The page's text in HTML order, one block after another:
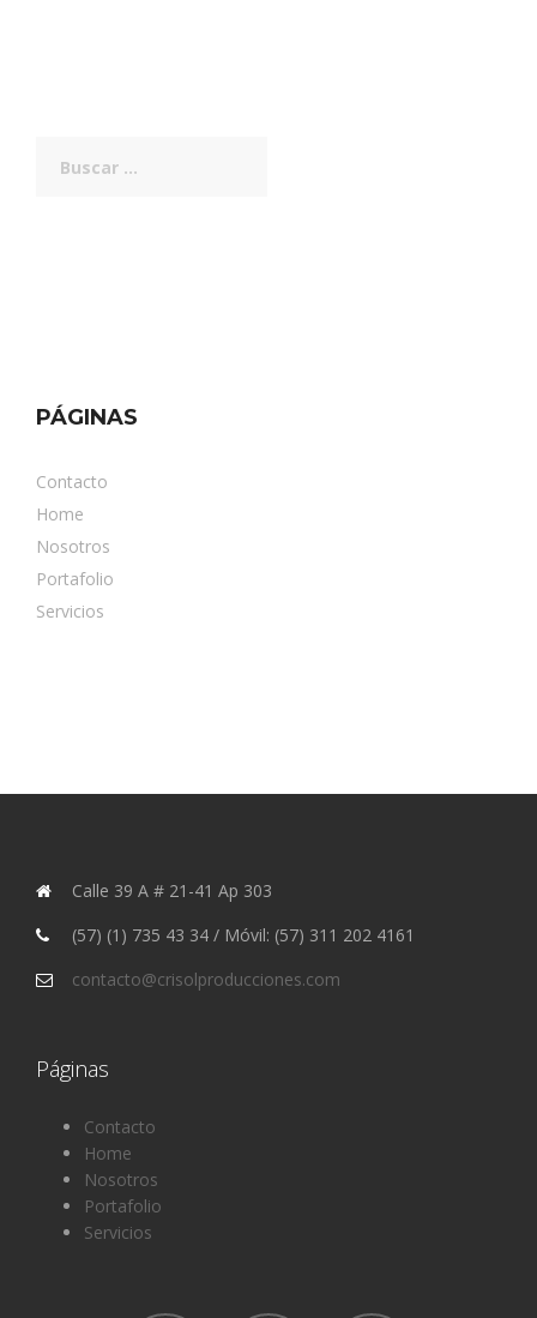
PÁGINAS
Contacto
Home
Nosotros
Portafolio
Servicios
Calle 39 A # 21-41 Ap 303
(57) (1) 735 43 34 / Móvil: (57) 311 202 4161
contacto@crisolproducciones.com
Páginas
Contacto
Home
Nosotros
Portafolio
Servicios